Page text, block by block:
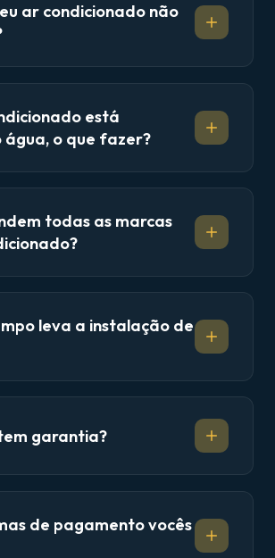
ar condicionado não
está
o que fazer?
todas as marcas
leva a instalação de
garantia?
de pagamento vocês